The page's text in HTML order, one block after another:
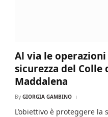
Al via le
sicurezza del Colle
Maddalena
By GIORGIA GAMBINO
L’obiettivo è proteggere la